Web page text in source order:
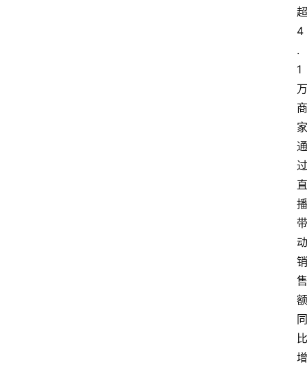
超
4
.
1
万
商
家
通
过
直
播
带
动
销
售
额
同
比
增